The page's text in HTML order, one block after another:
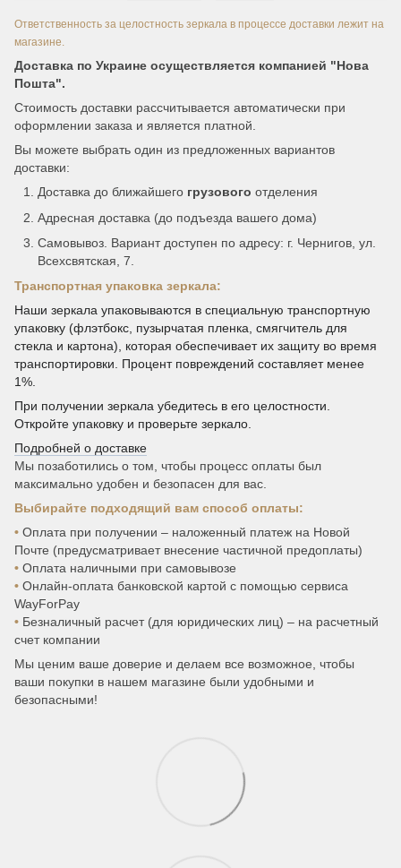
Ответственность за целостность зеркала в процессе доставки лежит на
магазине.
Доставка по Украине осуществляется компанией "Нова
Пошта".
Стоимость доставки рассчитывается автоматически при
оформлении заказа и является платной.
Вы можете выбрать один из предложенных вариантов
доставки:
Доставка до ближайшего грузового отделения
Адресная доставка (до подъезда вашего дома)
Самовывоз. Вариант доступен по адресу: г. Чернигов, ул.
Всехсвятская, 7.
Транспортная упаковка зеркала:
Наши зеркала упаковываются в специальную транспортную
упаковку (флэтбокс, пузырчатая пленка, смягчитель для
стекла и картона), которая обеспечивает их защиту во время
транспортировки. Процент повреждений составляет менее
1%.
При получении зеркала убедитесь в его целостности.
Откройте упаковку и проверьте зеркало.
Подробней о доставке
Мы позаботились о том, чтобы процесс оплаты был
максимально удобен и безопасен для вас.
Выбирайте подходящий вам способ оплаты:
• Оплата при получении – наложенный платеж на Новой
Почте (предусматривает внесение частичной предоплаты)
• Оплата наличными при самовывозе
• Онлайн-оплата банковской картой с помощью сервиса
WayForPay
• Безналичный расчет (для юридических лиц) – на расчетный
счет компании
Мы ценим ваше доверие и делаем все возможное, чтобы
ваши покупки в нашем магазине были удобными и
безопасными!